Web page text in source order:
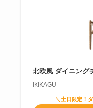
北欧風 ダイニング
IKIKAGU
＼土日限定！